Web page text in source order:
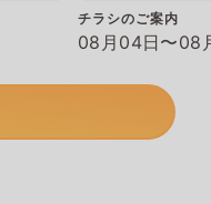
チラシのご案内
08月04日〜08